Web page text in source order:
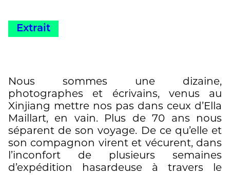
Extrait
Nous sommes une dizaine,
photographes et écrivains, venus au
Xinjiang mettre nos pas dans ceux d’Ella
Maillart, en vain. Plus de 70 ans nous
séparent de son voyage. De ce qu’elle et
son compagnon virent et vécurent, dans
l’inconfort de plusieurs semaines
d’expédition hasardeuse à travers le